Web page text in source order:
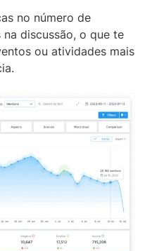
no número de
discussão, o que te
ou atividades mais